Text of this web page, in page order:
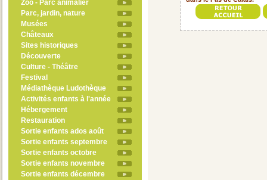
Zoo - Parc animalier
Parc, jardin, nature
Musées
Châteaux
Sites historiques
Découverte
Culture - Théâtre
Festival
Médiathèque Ludothèque
Activités enfants à l'année
Hébergement
Restauration
Sortie enfants ados août
Sortie enfants septembre
Sortie enfants octobre
Sortie enfants novembre
Sortie enfants décembre